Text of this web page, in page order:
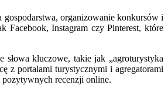
organizowanie konkursów i
Facebook, Instagram czy Pinterest, które
kluczowe, takie jak „agroturystyka
z portalami turystycznymi i agregatorami
recenzji online.